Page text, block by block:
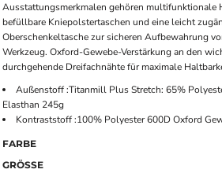
Ausstattungsmerkmalen gehören multifunktionale
befüllbare Kniepolstertaschen und eine leicht
Oberschenkeltasche zur sicheren Aufbewahrung
Werkzeug. Oxford-Gewebe-Verstärkung an den
durchgehende Dreifachnähte für maximale
Außenstoff :Titanmill Plus Stretch: 65%
Elasthan 245g
Kontraststoff :100% Polyester 600D Oxford
FARBE
GRÖSSE